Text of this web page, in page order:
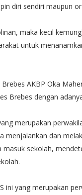
diri sendiri maupun
maka kecil
untuk
AKBP Oka
Brebes dengan
merupakan
menjalankan dan
sekolah,
ini yang merupakan